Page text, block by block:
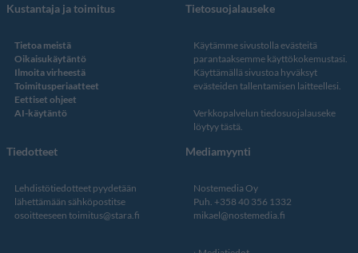
Kustantaja ja toimitus
Tietoa meistä
Oikaisukäytäntö
Ilmoita virheestä
Toimitusperiaatteet
Eettiset ohjeet
AI-käytäntö
Tietosuojalauseke
Käytämme sivustolla evästeitä
parantaaksemme käyttökokemustasi.
Käyttämällä sivustoa hyväksyt
evästeiden tallentamisen laitteellesi.
Verkkopalvelun tiedosuojalauseke
löytyy tästä
Tiedotteet
Lehdistötiedotteet pyydetään
lähettämään sähköpostitse
osoitteeseen toimitus@stara.fi
Mediamyynti
Nostemedia Oy
Puh. +358 40 356 1332
mikael@nostemedia.fi